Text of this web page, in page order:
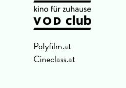
Polyfilm.at
Cineclass.at